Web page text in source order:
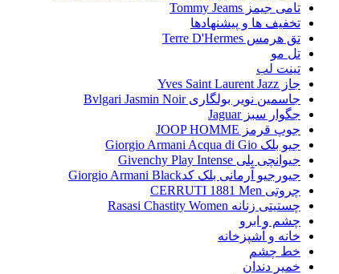
تامی جیمز Tommy Jeams
تخفیف ها و پیشنهادها
تق هرمس Terre D'Hermes
تل مو
تینت لب
جاز Yves Saint Laurent Jazz
جاسمین نویر بولگاری Bvlgari Jasmin Noir
جگوار سبز Jaguar
جوپ قرمز JOOP HOMME
جیو بلک Giorgio Armani Acqua di Gio
جیوانچی پلی Givenchy Play Intense
جیورجیو آرمانی بلک کدGiorgio Armani Black
چروتی CERRUTI 1881 Men
چستیتی زنانه Rasasi Chastity Women
چشم و ابرو
خانه و آشپزخانه
خط چشم
خمیر دندان